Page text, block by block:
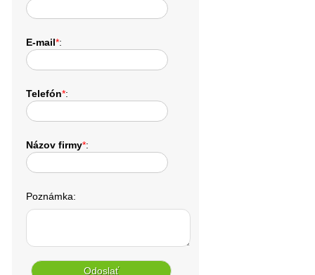
E-mail*:
Telefón*:
Názov firmy*:
Poznámka: